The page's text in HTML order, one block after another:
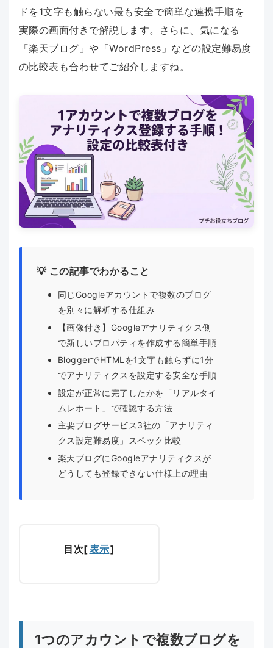
ドを1文字も触らない最も安全で簡単な連携手順を
実際の画面付きで解説します。さらに、気になる
「楽天ブログ」や「WordPress」などの設定難易度
の比較表も合わせてご紹介しますね。
💡 この記事でわかること
同じGoogleアカウントで複数のブログ
を別々に解析する仕組み
【画像付き】Googleアナリティクス側
で新しいプロパティを作成する簡単手順
BloggerでHTMLを1文字も触らずに1分
でアナリティクスを設定する安全な手順
設定が正常に完了したかを「リアルタイ
ムレポート」で確認する方法
主要ブログサービス3社の「アナリティ
クス設定難易度」スペック比較
楽天ブログにGoogleアナリティクスが
どうしても登録できない仕様上の理由
目次[表示]
1つのアカウントで複数ブログを